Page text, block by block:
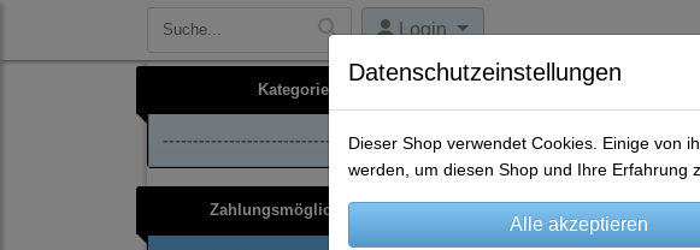
Login
Kategorien
--------------------------------
Zahlungsmöglichkeiten
Home Produkte
Datenschutzeinstellungen
Dieser Shop verwendet Cookies. Einige von
werden, um diesen Shop und Ihre Erfahrung